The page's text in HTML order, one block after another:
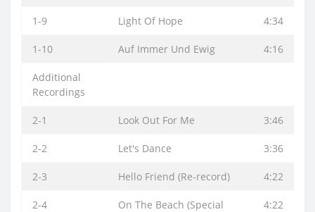
1-9 Light Of Hope 4:34
1-10 Auf Immer Und Ewig 4:16
Additional
Recordings
2-1 Look Out For Me 3:46
2-2 Let's Dance 3:36
2-3 Hello Friend (Re-record) 4:22
2-4
On The Beach (Special
4:22